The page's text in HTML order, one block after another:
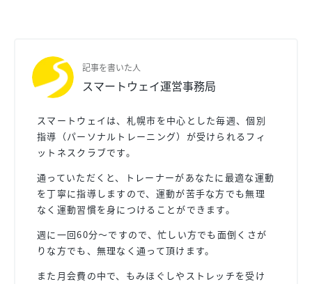
記事を書いた人
スマートウェイ運営事務局
スマートウェイは、札幌市を中心とした毎週、個別
指導（パーソナルトレーニング）が受けられるフィ
ットネスクラブです。
通っていただくと、トレーナーがあなたに最適な運動
を丁寧に指導しますので、運動が苦手な方でも無理
なく運動習慣を身につけることができます。
週に一回60分〜ですので、忙しい方でも面倒くさが
りな方でも、無理なく通って頂けます。
また月会費の中で、もみほぐしやストレッチを受け